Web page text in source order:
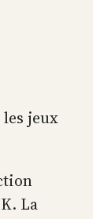
les jeux
La